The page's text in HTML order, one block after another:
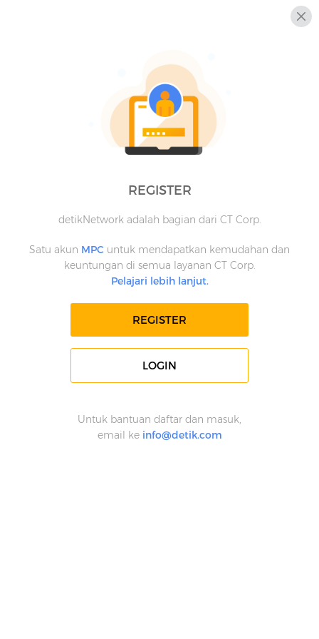
REGISTER
detikNetwork adalah bagian dari CT Corp.
Satu akun MPC untuk mendapatkan kemudahan dan
keuntungan di semua layanan CT Corp.
Pelajari lebih lanjut.
REGISTER
LOGIN
Untuk bantuan daftar dan masuk,
email ke info@detik.com